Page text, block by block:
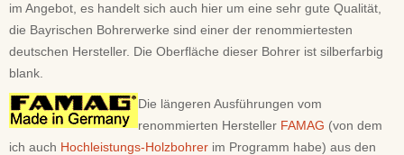
im Angebot, es handelt sich auch hier um eine sehr gute Qualität,
die Bayrischen Bohrerwerke sind einer der renommiertesten
deutschen Hersteller. Die Oberfläche dieser Bohrer ist silberfarbig
blank.
Die längeren Ausführungen vom
renommierten Hersteller FAMAG (von dem
ich auch Hochleistungs-Holzbohrer im Programm habe) aus den